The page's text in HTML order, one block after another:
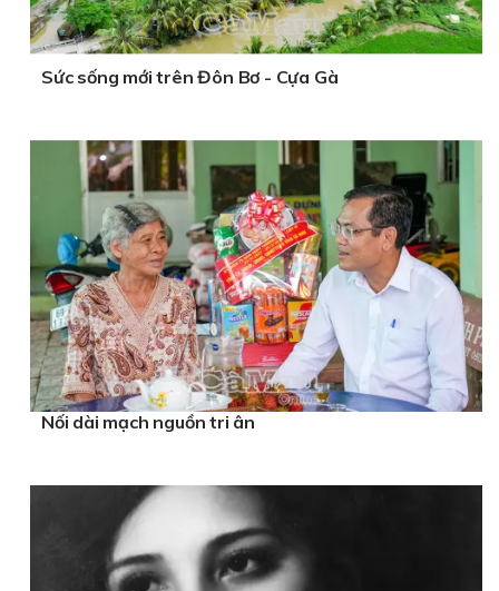
Sức sống mới trên Đôn Bơ - Cựa Gà
Nối dài mạch nguồn tri ân